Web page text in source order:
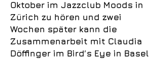
Oktober im Jazzclub Moods in
Zürich zu hören und zwei
Wochen später kann die
Zusammenarbeit mit Claudia
Döffinger im Bird’s Eye in Basel